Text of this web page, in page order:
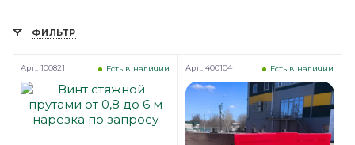
ФИЛЬТР
Есть в наличии
Арт.: 100821 Есть в наличии
Арт.: 400104